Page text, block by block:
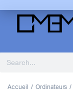
Accueil Ordinateurs